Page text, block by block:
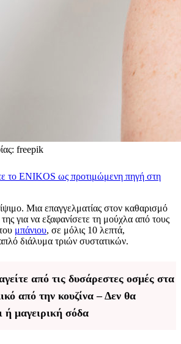
freepik
το ENIKOS ως προτιμώμενη πηγή στη
Μια επαγγελματίας στον καθαρισμό
για να εξαφανίσετε τη μούχλα από τους
μπάνιου, σε μόλις 10 λεπτά,
διάλυμα τριών συστατικών.
από τις δυσάρεστες οσμές στα
από την κουζίνα – Δεν θα
ή μαγειρική σόδα